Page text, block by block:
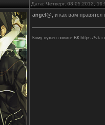
Дата: Четверг, 03.05.2012,
angel@ , и как вам
Кому нужен ловите ВК https://